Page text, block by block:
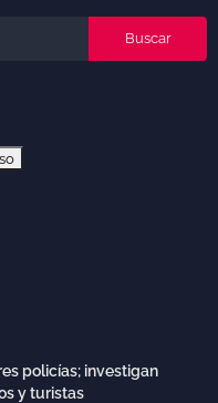
policías; investigan
y turistas